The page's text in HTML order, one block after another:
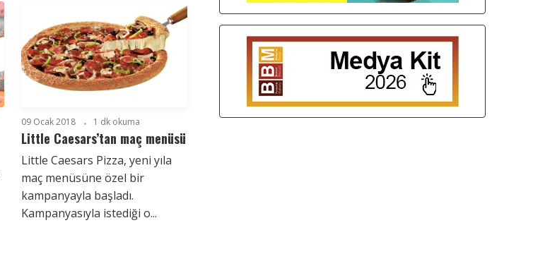
09 Ocak 2018 1 dk okuma
Little Caesars’tan maç menüsü
Little Caesars Pizza, yeni yıla
maç menüsüne özel bir
kampanyayla başladı.
Kampanyasıyla istediği o...